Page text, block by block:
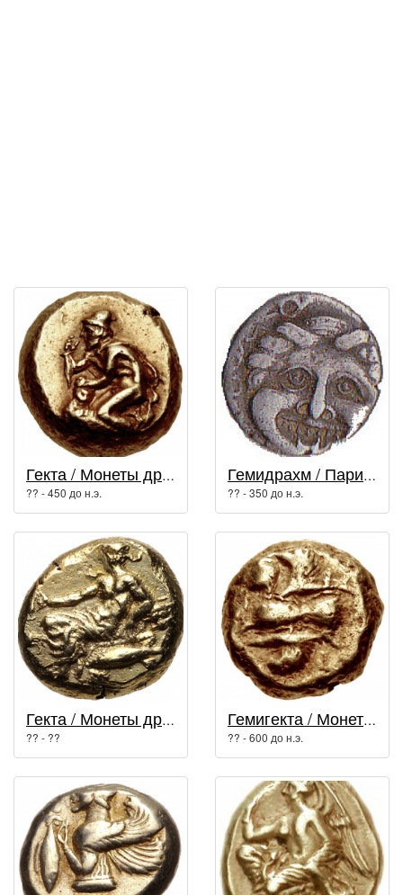
Гекта / Монеты древней Греции
?? - 450 до н.э.
Гемидрахм / Парий (город)
?? - 350 до н.э.
Гекта / Монеты древней Греции
?? - ??
Гемигекта / Монеты древней Греции
?? - 600 до н.э.